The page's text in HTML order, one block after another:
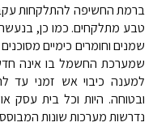
ברמת החשיפה להתלקחות עקב
טבע מתלקחים. כמו כן,
שמנים וחומרים כימיים
שמערכת החשמל בו אינה
למענה כיבוי אש זמני
ובטוחה. היות וכל בית עסק
נדרשות מערכות שונות